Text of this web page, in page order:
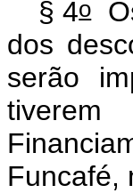
§ 4o
dos
serão
tiverem
Funcafé,